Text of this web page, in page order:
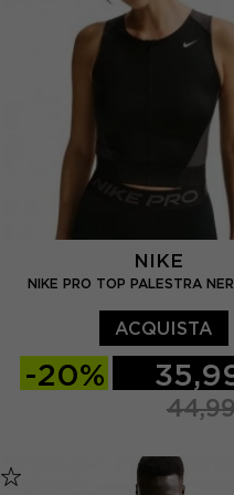
NIKE
NIKE PRO TOP PALESTRA
ACQUISTA
-20%